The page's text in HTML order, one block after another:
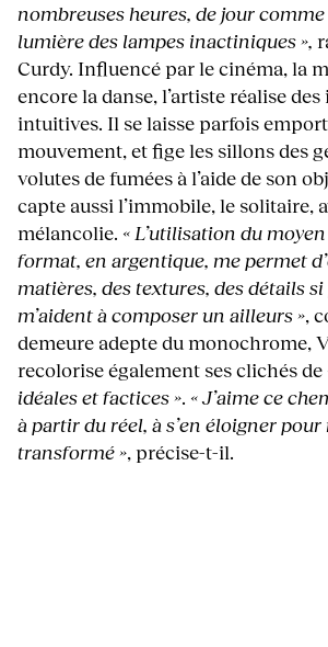
nombreuses heures, de jour
lumière des lampes inactiniques »,
Curdy. Influencé par le cinéma, la
encore la danse, l’artiste réalise des
intuitives. Il se laisse parfois
mouvement, et fige les sillons des
volutes de fumées à l’aide de son
capte aussi l’immobile, le solitaire,
mélancolie. « L’utilisation du
format, en argentique, me permet
matières, des textures, des détails si
m’aident à composer un ailleurs »,
demeure adepte du monochrome,
recolorise également ses clichés de
idéales et factices ». « J’aime ce
à partir du réel, à s’en éloigner
transformé », précise-t-il.